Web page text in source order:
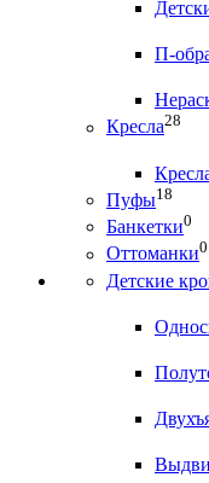
П-
Кресла28
Пуфы18
Банкетки0
Оттоманки0
Детские